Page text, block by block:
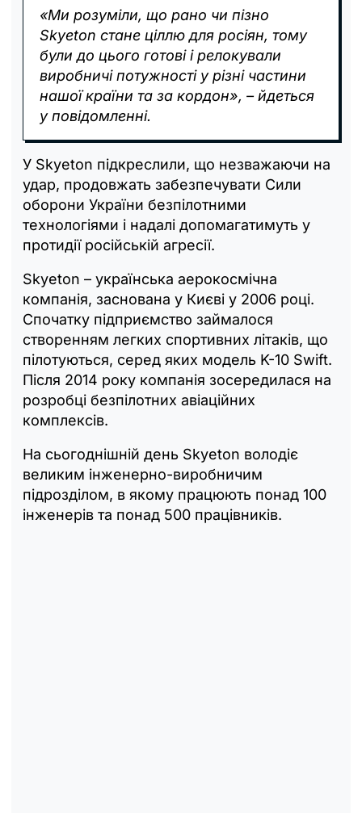
«Ми розуміли, що рано чи пізно
Skyeton стане ціллю для росіян, тому
були до цього готові і релокували
виробничі потужності у різні частини
нашої країни та за кордон», – йдеться
у повідомленні.
У Skyeton підкреслили, що незважаючи на
удар, продовжать забезпечувати Сили
оборони України безпілотними
технологіями і надалі допомагатимуть у
протидії російській агресії.
Skyeton – українська аерокосмічна
компанія, заснована у Києві у 2006 році.
Спочатку підприємство займалося
створенням легких спортивних літаків, що
пілотуються, серед яких модель K-10 Swift.
Після 2014 року компанія зосередилася на
розробці безпілотних авіаційних
комплексів.
На сьогоднішній день Skyeton володіє
великим інженерно-виробничим
підрозділом, в якому працюють понад 100
інженерів та понад 500 працівників.